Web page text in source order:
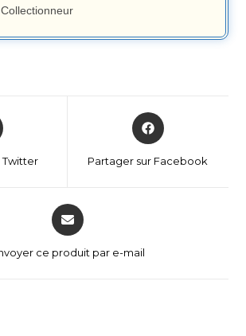
Twitter Partager sur Facebook
ce produit par e-mail